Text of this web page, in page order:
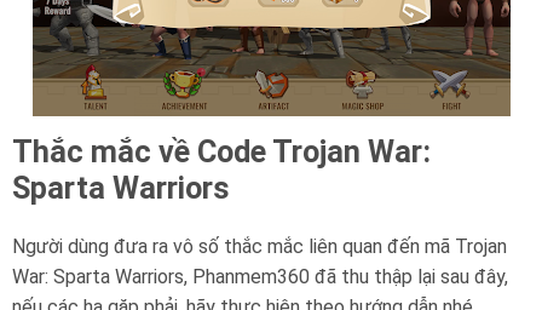
Thắc mắc về Code Trojan War:
Sparta Warriors
Người dùng đưa ra vô số thắc mắc liên quan đến mã Trojan
War: Sparta Warriors, Phanmem360 đã thu thập lại sau đây,